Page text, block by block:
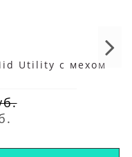
Utility с мехом